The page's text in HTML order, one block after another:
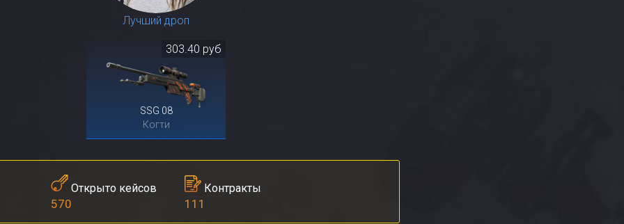
Лучший дроп
SSG 08
Когти
303.40 руб
Открыто кейсов
570
Контракты
111